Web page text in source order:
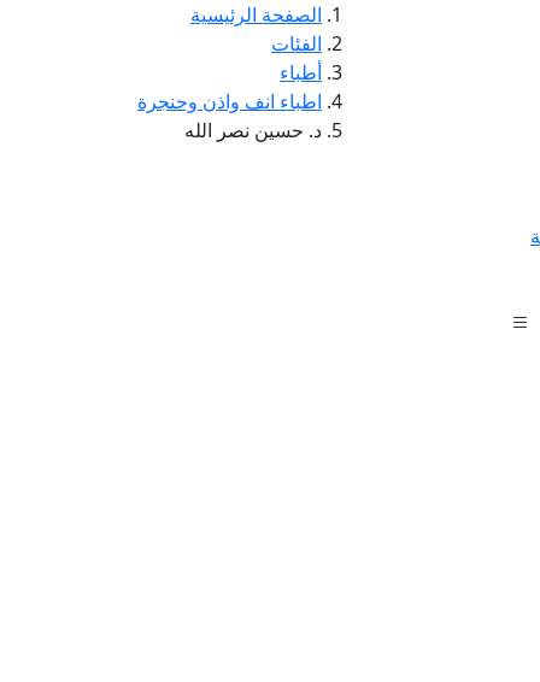
الصفحة الرئيسية
الفئات
أطباء
اطباء انف واذن وحنجرة
د. حسين نصر الله